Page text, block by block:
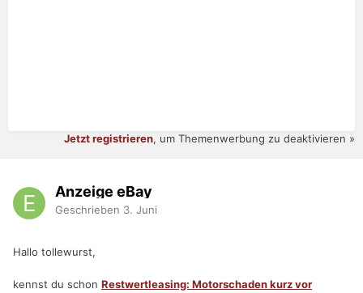
Jetzt registrieren, um Themenwerbung zu deaktivieren »
Anzeige eBay
Geschrieben 3. Juni
Hallo tollewurst,
kennst du schon Restwertleasing: Motorschaden kurz vor